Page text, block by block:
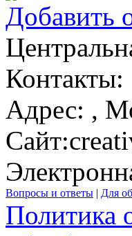
Добавить
Контакты:
Адрес: ,
Сайт:
Вопросы и ответы | Для
Политика